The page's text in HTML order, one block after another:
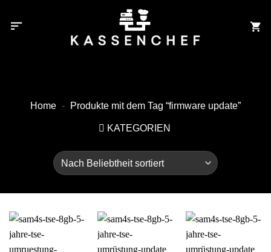
Inhalt
Home - Produkte mit dem Tag “firmware update”
KATEGORIEN